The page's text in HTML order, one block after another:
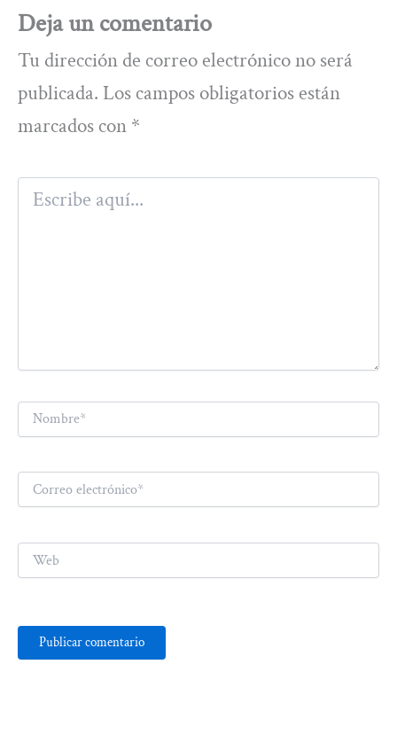
Deja un comentario
Tu dirección de correo electrónico no será
publicada. Los campos obligatorios están
marcados con *
aquí...
Nombre*
electrónico*